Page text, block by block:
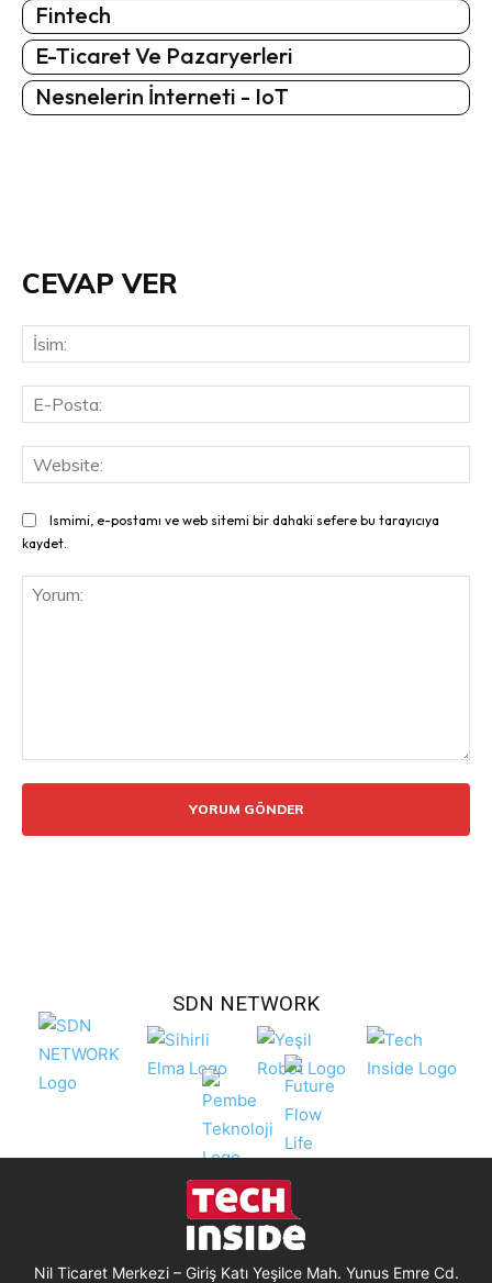
Fintech
E-Ticaret Ve Pazaryerleri
Nesnelerin İnterneti - IoT
CEVAP VER
Ismimi, e-postamı ve web sitemi bir dahaki sefere bu tarayıcıya
kaydet.
SDN NETWORK
Nil Ticaret Merkezi – Giriş Katı Yeşilce Mah. Yunus Emre Cd.